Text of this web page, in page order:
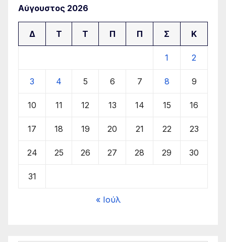
Αύγουστος 2026
Δ Τ Τ Π Π Σ Κ
1 2
3 4 5 6 7 8 9
10 11 12 13 14 15 16
17 18 19 20 21 22 23
24 25 26 27 28 29 30
31
« Ιούλ